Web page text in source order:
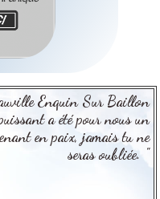
Enquin Sur Baillon
a été pour nous un
en paix, jamais tu ne
seras oubliée. "